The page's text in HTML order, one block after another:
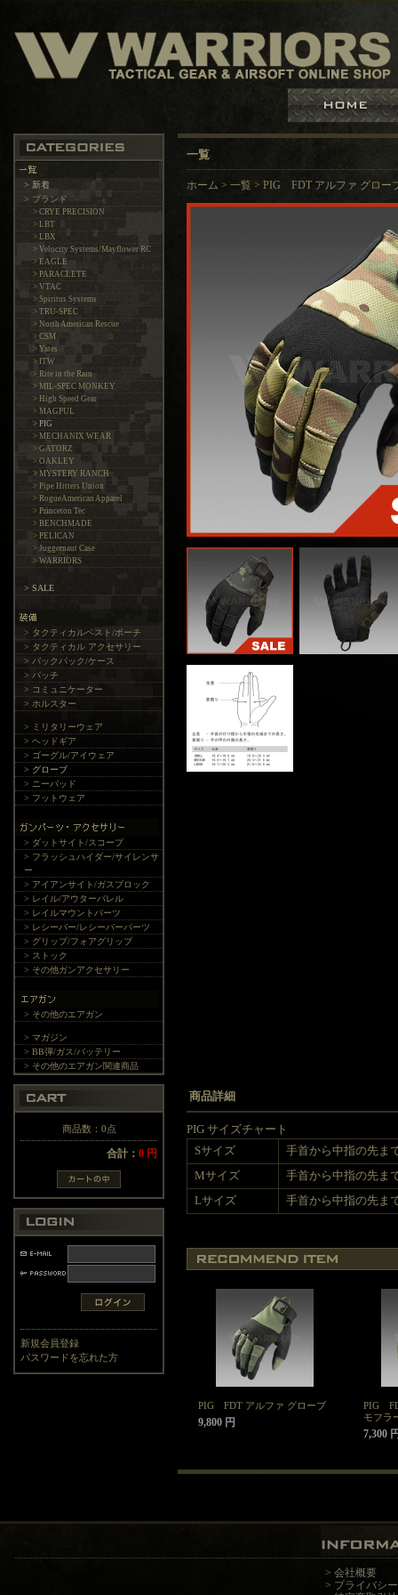
> 新着
> ブランド
> CRYE PRECISION
> LBT
> LBX
> Velocity Systems/Mayflower RC
> EAGLE
> PARACLETE
> VTAC
> Spiritus Systems
> TRU-SPEC
> North American Rescue
> CSM
> Yates
> ITW
> Rite in the Rain
> MIL-SPEC MONKEY
> High Speed Gear
> MAGPUL
> PIG
> MECHANIX WEAR
> GATORZ
> OAKLEY
> MYSTERY RANCH
> Pipe Hitters Union
> RogueAmerican Apparel
> Princeton Tec
> BENCHMADE
> PELICAN
> Juggernaut Case
> WARRIORS
> SALE
> タクティカルベスト/ポーチ
> タクティカル アクセサリー
> バックパック/ケース
> パッチ
> コミュニケーター
> ホルスター
> ミリタリーウェア
> ヘッドギア
> ゴーグル/アイウェア
> グローブ
> ニーパッド
> フットウェア
> ダットサイト/スコープ
> フラッシュハイダー/サイレンサ
ー
> アイアンサイト/ガスブロック
> レイル/アウターバレル
> レイルマウントパーツ
> レシーバー/レシーバーパーツ
> グリップ/フォアグリップ
> ストック
> その他ガンアクセサリー
> その他のエアガン
> マガジン
> BB弾/ガス/バッテリー
> その他のエアガン関連商品
商品数：0点
合計： 0 円
新規会員登録
パスワードを忘れた方
一覧
ホーム > 一覧 > PIG FDT アルファ グロー
商品詳細
PIG サイズチャート
Sサイズ
手首から中指の先ま
Mサイズ
手首から中指の先ま
Lサイズ
手首から中指の先ま
PIG FDT アルファ グローブ
9,800 円
PIG
モフラ
7,300
> 会社概要
> プライバシ